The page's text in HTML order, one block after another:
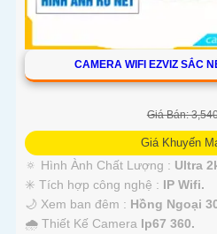
CAMERA WIFI EZVIZ SẮC
Giá Bán:
Giá Khuyến
🔅 Hình Ành Chất Lượng : Ultra
✳️ Tích hợp công nghệ : IP Wifi.
🌙 Xem ban đêm : Hồng Ngoại
🌧️ Thiết Kế Camera Ip67 360.